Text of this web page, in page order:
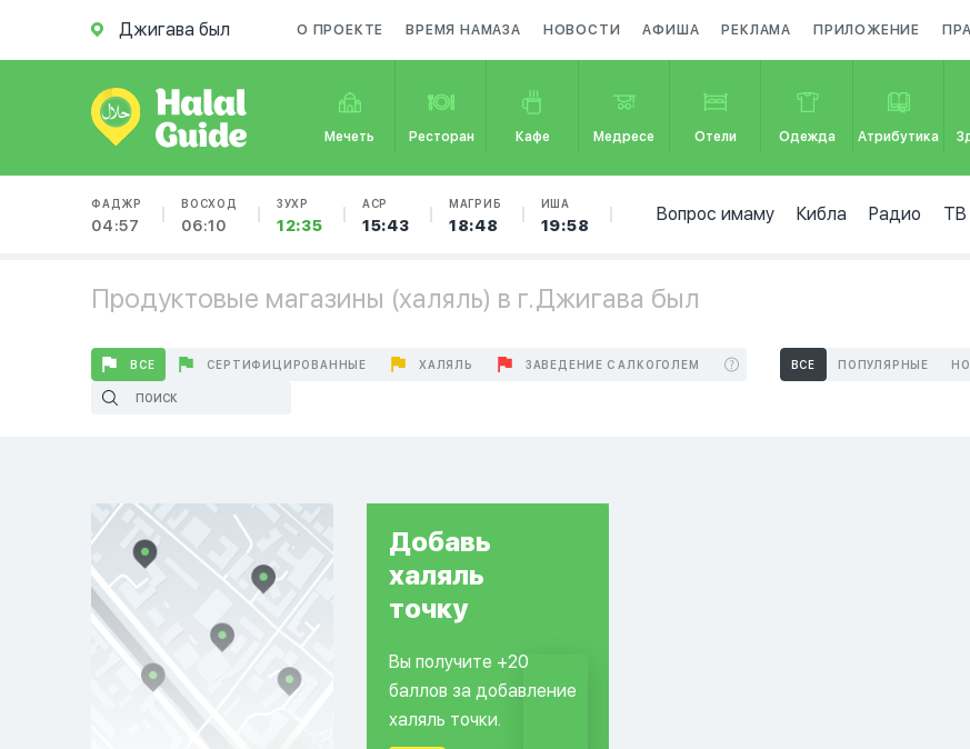
Джигава был О ПРОЕКТЕ ВРЕМЯ НАМАЗА НОВОСТИ АФИША РЕКЛАМА ПРИЛОЖЕНИЕ
Мечеть Ресторан Кафе Медресе Отели Одежда Атрибутика
ФАДЖР
04:57
ВОСХОД
06:10
ЗУХР
12:35
АСР
15:43
МАГРИБ
18:48
ИША
19:58
Вопрос имаму Кибла Радио ТВ
Продуктовые магазины (халяль) в г.Джигава был
ВСЕ СЕРТИФИЦИРОВАННЫЕ ХАЛЯЛЬ ЗАВЕДЕНИЕ С АЛКОГОЛЕМ ВСЕ ПОПУЛЯРНЫЕ
Добавь
халяль
точку
Вы получите +20
баллов за добавление
халяль точки.